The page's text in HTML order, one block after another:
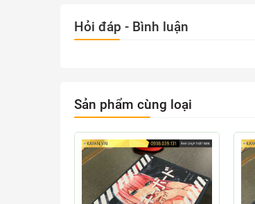
Hỏi đáp - Bình luận
Sản phẩm cùng loại